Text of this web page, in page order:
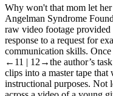
Why won't that mom let
Angelman Syndrome
raw video footage
response to a request for
communication skills.
←11 | 12→the author’s
clips into a master tape
instructional purposes. Not